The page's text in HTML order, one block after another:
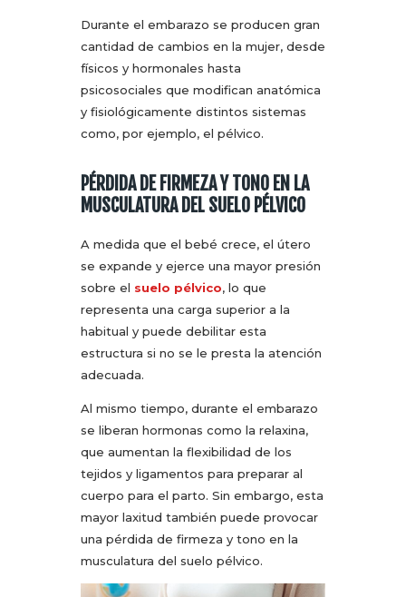
Durante el embarazo se producen gran
cantidad de cambios en la mujer, desde
físicos y hormonales hasta
psicosociales que modifican anatómica
y fisiológicamente distintos sistemas
como, por ejemplo, el pélvico.
PÉRDIDA DE FIRMEZA Y TONO EN LA
MUSCULATURA DEL SUELO PÉLVICO
A medida que el bebé crece, el útero
se expande y ejerce una mayor presión
sobre el suelo pélvico, lo que
representa una carga superior a la
habitual y puede debilitar esta
estructura si no se le presta la atención
adecuada.
Al mismo tiempo, durante el embarazo
se liberan hormonas como la relaxina,
que aumentan la flexibilidad de los
tejidos y ligamentos para preparar al
cuerpo para el parto. Sin embargo, esta
mayor laxitud también puede provocar
una pérdida de firmeza y tono en la
musculatura del suelo pélvico.